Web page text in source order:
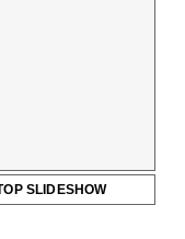
SLIDESHOW